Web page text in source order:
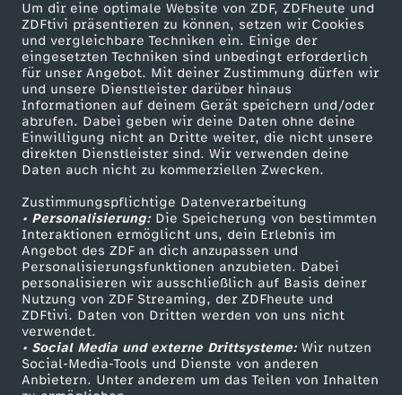
Um dir eine optimale Website von ZDF, ZDFheute und
ZDFtivi präsentieren zu können, setzen wir Cookies
und vergleichbare Techniken ein. Einige der
eingesetzten Techniken sind unbedingt erforderlich
für unser Angebot. Mit deiner Zustimmung dürfen wir
und unsere Dienstleister darüber hinaus
Informationen auf deinem Gerät speichern und/oder
abrufen. Dabei geben wir deine Daten ohne deine
Einwilligung nicht an Dritte weiter, die nicht unsere
direkten Dienstleister sind. Wir verwenden deine
Daten auch nicht zu kommerziellen Zwecken.
Zustimmungspflichtige Datenverarbeitung
• Personalisierung:Die Speicherung von bestimmten
Interaktionen ermöglicht uns, dein Erlebnis im
Angebot des ZDF an dich anzupassen und
Personalisierungsfunktionen anzubieten. Dabei
personalisieren wir ausschließlich auf Basis deiner
Nutzung von ZDF Streaming, der ZDFheute und
ZDFtivi. Daten von Dritten werden von uns nicht
verwendet.
• Social Media und externe Drittsysteme:Wir nutzen
Social-Media-Tools und Dienste von anderen
Anbietern. Unter anderem um das Teilen von Inhalten
t
e
K
ü
r
:
M
a
l
Mehr ZDF
ZDF-Apps
Smart TV
ZDFtext
Livestreams
Sendungen A-Z
TV-Programm
Service
ZDFmitreden
Kontakt zum ZDF
Tickets
Zuschauerservice
Hilfe
ZDF Unternehmen
Karriere